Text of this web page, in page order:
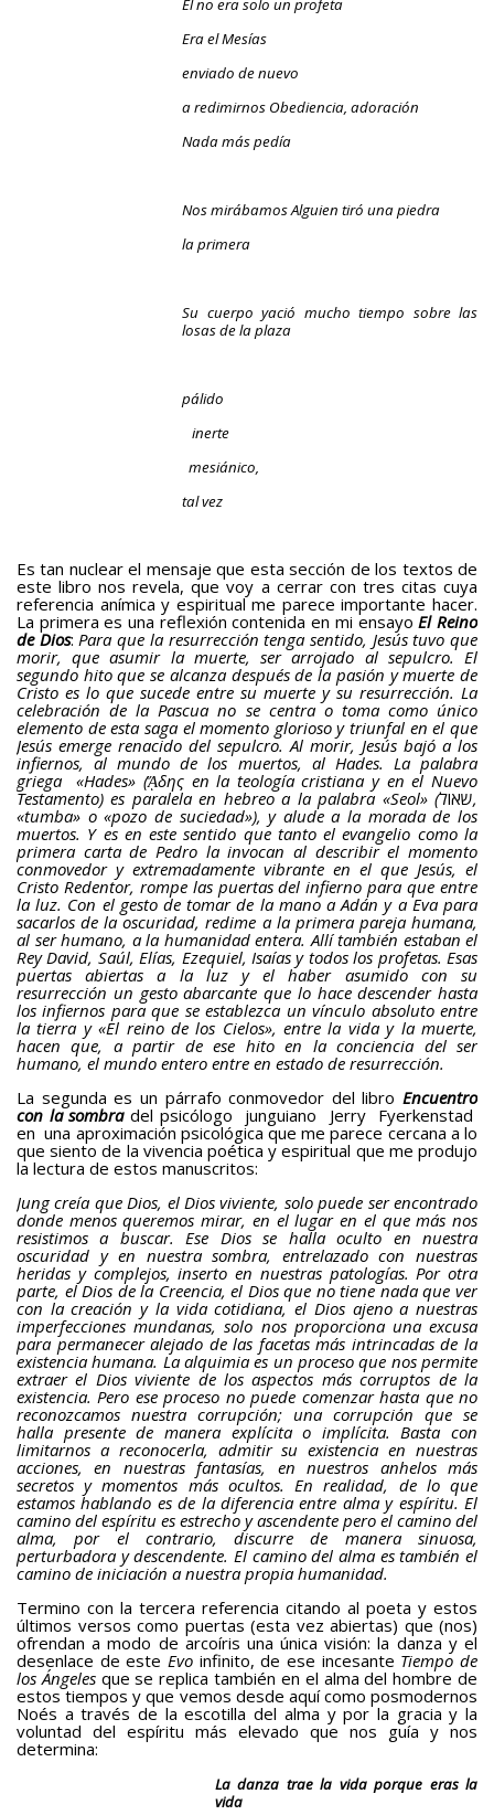
Él no era solo un profeta
Era el Mesías
enviado de nuevo
a redimirnos Obediencia, adoración
Nada más pedía
Nos mirábamos Alguien tiró una piedra
la primera
Su cuerpo yació mucho tiempo sobre las
losas de la plaza
pálido
inerte
mesiánico,
tal vez
Es tan nuclear el mensaje que esta sección de los textos de
este libro nos revela, que voy a cerrar con tres citas cuya
referencia anímica y espiritual me parece importante hacer.
La primera es una reflexión contenida en mi ensayoEl Reino
de Dios:Para que la resurrección tenga sentido, Jesús tuvo que
morir, que asumir la muerte, ser arrojado al sepulcro. El
segundo hito que se alcanza después de la pasión y muerte de
Cristo es lo que sucede entre su muerte y su resurrección. La
celebración de la Pascua no se centra o toma como único
elemento de esta saga el momento glorioso y triunfal en el que
Jesús emerge renacido del sepulcro. Al morir, Jesús bajó a los
infiernos, al mundo de los muertos, al Hades. La palabra
griega «Hades» (ᾍδης en la teología cristiana y en el Nuevo
Testamento) es paralela en hebreo a la palabra «Seol» (שאול,
«tumba» o «pozo de suciedad»), y alude a la morada de los
muertos. Y es en este sentido que tanto el evangelio como la
primera carta de Pedro la invocan al describir el momento
conmovedor y extremadamente vibrante en el que Jesús, el
Cristo Redentor, rompe las puertas del infierno para que entre
la luz. Con el gesto de tomar de la mano a Adán y a Eva para
sacarlos de la oscuridad, redime a la primera pareja humana,
al ser humano, a la humanidad entera. Allí también estaban el
Rey David, Saúl, Elías, Ezequiel, Isaías y todos los profetas. Esas
puertas abiertas a la luz y el haber asumido con su
resurrección un gesto abarcante que lo hace descender hasta
los infiernos para que se establezca un vínculo absoluto entre
la tierra y «El reino de los Cielos», entre la vida y la muerte,
hacen que, a partir de ese hito en la conciencia del ser
humano, el mundo entero entre en estado de resurrección.
La segunda es un párrafo conmovedor del libro Encuentro
con la sombradel psicólogo junguiano Jerry Fyerkenstad
en una aproximación psicológica que me parece cercana a lo
que siento de la vivencia poética y espiritual que me produjo
la lectura de estos manuscritos:
Jung creía que Dios, el Dios viviente, solo puede ser encontrado
donde menos queremos mirar, en el lugar en el que más nos
resistimos a buscar. Ese Dios se halla oculto en nuestra
oscuridad y en nuestra sombra, entrelazado con nuestras
heridas y complejos, inserto en nuestras patologías. Por otra
parte, el Dios de la Creencia, el Dios que no tiene nada que ver
con la creación y la vida cotidiana, el Dios ajeno a nuestras
imperfecciones mundanas, solo nos proporciona una excusa
para permanecer alejado de las facetas más intrincadas de la
existencia humana. La alquimia es un proceso que nos permite
extraer el Dios viviente de los aspectos más corruptos de la
existencia. Pero ese proceso no puede comenzar hasta que no
reconozcamos nuestra corrupción; una corrupción que se
halla presente de manera explícita o implícita. Basta con
limitarnos a reconocerla, admitir su existencia en nuestras
acciones, en nuestras fantasías, en nuestros anhelos más
secretos y momentos más ocultos. En realidad, de lo que
estamos hablando es de la diferencia entre alma y espíritu. El
camino del espíritu es estrecho y ascendente pero el camino del
alma, por el contrario, discurre de manera sinuosa,
perturbadora y descendente. El camino del alma es también el
camino de iniciación a nuestra propia humanidad.
Termino con la tercera referencia citando al poeta y estos
últimos versos como puertas (esta vez abiertas) que (nos)
ofrendan a modo de arcoíris una única visión: la danza y el
desenlace de este Evo infinito, de ese incesante Tiempo de
los Ángeles que se replica también en el alma del hombre de
estos tiempos y que vemos desde aquí como posmodernos
Noés a través de la escotilla del alma y por la gracia y la
voluntad del espíritu más elevado que nos guía y nos
determina:
La danza trae la vida porque eras la
vida